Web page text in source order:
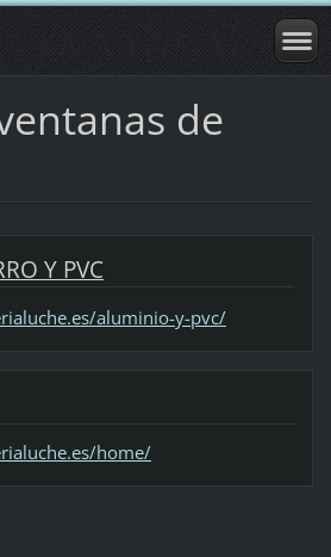
de
Y PVC
aluminio-y-pvc/
home/